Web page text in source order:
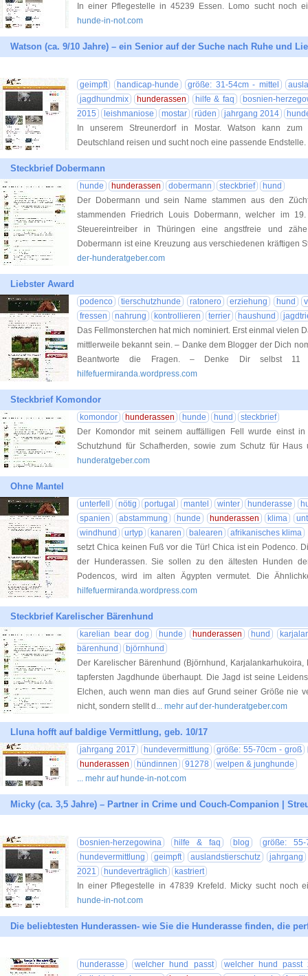
In einer Pflegestelle in 45239 Essen. Lomo sucht noch
hunde-in-not.com
Watson (ca. 9/10 Jahre) – ein Senior auf der Suche nach Ruhe und
geimpft handicap-hunde größe: 31-54cm - mittel
jagdhundmix
hunderassen hilfe & faq
bosnien-
2015
leishmaniose mostar rüden jahrgang 2014
In unserem Streunerdorf in Mostar. Watson kann zum
Deutschland reisen und sucht noch eine passende Endstelle.
Steckbrief Dobermann
hunde hunderassen dobermann steckbrief
hund
Der Dobermann und sein Name stammen aus den
stammenden Friedrich Louis Dobermann, welcher im
Steuereintreiber in Thüringen eine angstfreie und
Dobermann ist eine Kreuzung aus verschiedenen kräftigen
der-hunderatgeber.com
Liebster Award
podenco tierschutzhunde ratonero erziehung hund
fressen
nahrung kontrollieren terrier haushund
Das Fellmonsterchen hat mich nominiert. Erst einmal vielen
mittlerweile bekannt sein. – Danke dem Blogger der Dich
Beantworte die Fragen. – Denke Dir selbst
hilfefuermiranda.wordpress.com
Steckbrief Komondor
komondor hunderassen hunde hund
steckbrief
Der Komondor mit seinem auffälligen Fell wurde einst
Schutzhund für Schafherden, sowie zum Schutz für Haus
hunderatgeber.com
Ohne Mantel
unterfell nötig portugal mantel winter hunderasse
spanien
abstammung hunde hunderassen klima
windhund
urtyp kanaren balearen
afrikanisches klima
setzt Chica keinen Fuß vor die Tür! Chica ist ein Podenco.
der Hunderassen. Sie sollen zu den ältesten Hunden
Podencos, wird im alten Ägypten vermutet. Die
hilfefuermiranda.wordpress.com
Steckbrief Karelischer Bärenhund
karelian bear dog hunde hunderassen hund
bärenhund
björnhund
Der Karelischer Bärenhund (Björnhund,
tapfersten Jagdhunde überhaupt. Die Jagd ist seine
Elchen, auch wenn man dies auf Grund seiner Größe nie
nicht, sondern stellt d ... mehr auf der-hunderatgeber.com
Lluna hofft auf baldige Vermittlung, geb. 10/17
jahrgang 2017 hundevermittlung
größe: 55-70cm - groß
hunderassen
hündinnen 91278
welpen & junghunde
... mehr auf hunde-in-not.com
Micky (ca. 3,5 Jahre) – Partner in Crime und Couch-Companion |
bosnien-herzegowina hilfe & faq blog
größe:
hundevermittlung
geimpft auslandstierschutz
jahrgang
2021
hundeverträglich
kastriert
In einer Pflegestelle in 47839 Krefeld. Micky sucht noch
hunde-in-not.com
Die beliebtesten Hunderassen- wie Sie die Hunderasse finden, die
hunderasse welcher hund passt
welcher hund passt